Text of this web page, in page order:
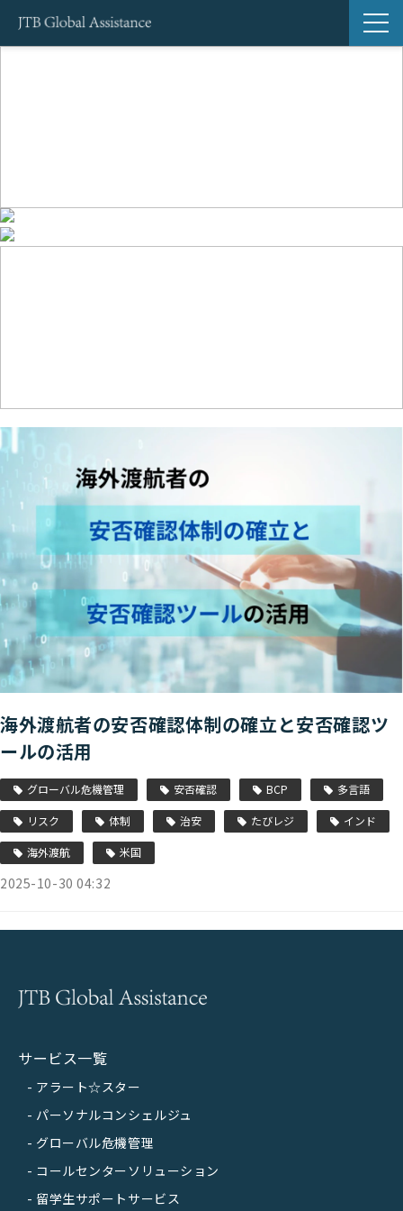
セミナー
海外渡航者の安否確認体制の確立と安否確認ツ
ールの活用
グローバル危機管理 安否確認 BCP 多言語
リスク 体制 治安 たびレジ インド
海外渡航 米国
2025-10-30 04:32
サービス一覧
アラート☆スター
パーソナルコンシェルジュ
グローバル危機管理
コールセンターソリューション
留学生サポートサービス